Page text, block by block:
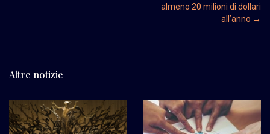
almeno 20 milioni di dollari
all’anno →
Altre notizie